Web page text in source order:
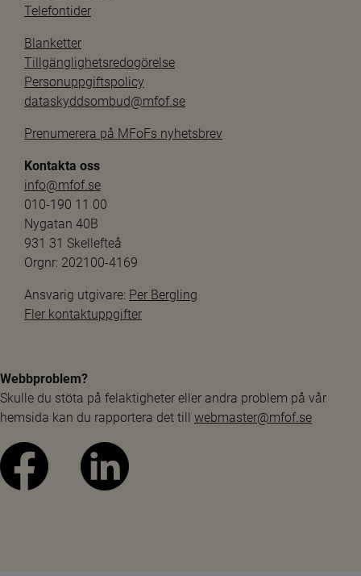
Telefontider
Blanketter
Tillgänglighetsredogörelse
Personuppgiftspolicy
dataskyddsombud@mfof.se
Prenumerera på MFoFs nyhetsbrev
Kontakta oss
info@mfof.se
010-190 11 00
Nygatan 40B
931 31 Skellefteå
Orgnr: 202100-4169
Ansvarig utgivare: Per Bergling
Fler kontaktuppgifter
Webbproblem?
Skulle du stöta på felaktigheter eller andra problem på vår
hemsida kan du rapportera det till webmaster@mfof.se